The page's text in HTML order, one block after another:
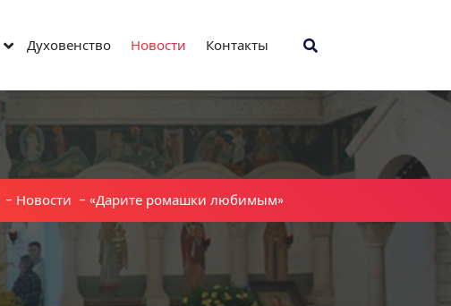
Духовенство Новости Контакты
- Новости - «Дарите ромашки любимым»